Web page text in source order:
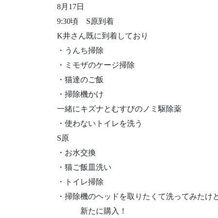
8月17日
9:30頃 S原到着
K井さん既に到着しており
・うんち掃除
・ミモザのケージ掃除
・猫達のご飯
・掃除機かけ
一緒にキズナとむすびのノミ駆除薬
・使わないトイレを洗う
S原
・お水交換
・猫ご飯皿洗い
・トイレ掃除
・掃除機のヘッドを取りたくて洗ってみたけ
新たに購入！